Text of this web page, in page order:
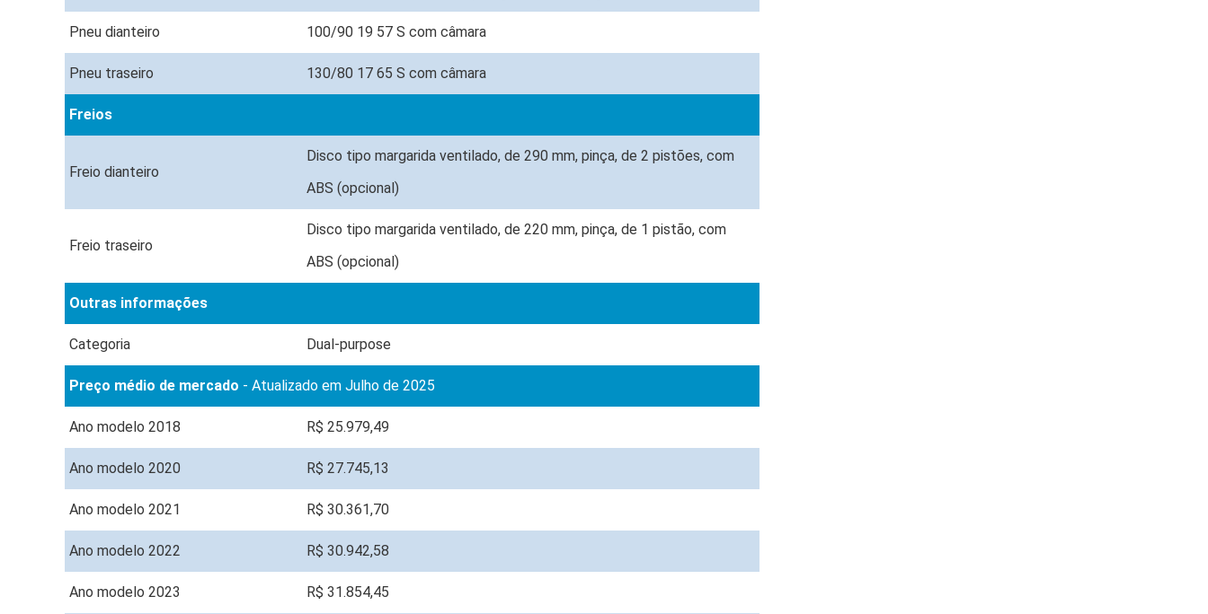
Pneu dianteiro 100/90 19 57 S com câmara
Pneu traseiro 130/80 17 65 S com câmara
Freios
Freio dianteiro
Disco tipo margarida ventilado, de 290 mm, pinça, de 2 pistões, com
ABS (opcional)
Freio traseiro
Disco tipo margarida ventilado, de 220 mm, pinça, de 1 pistão, com
ABS (opcional)
Outras informações
Categoria Dual-purpose
Preço médio de mercado - Atualizado em Julho de 2025
Ano modelo 2018 R$ 25.979,49
Ano modelo 2020 R$ 27.745,13
Ano modelo 2021 R$ 30.361,70
Ano modelo 2022 R$ 30.942,58
Ano modelo 2023 R$ 31.854,45